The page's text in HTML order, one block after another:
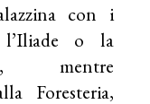
con i
o la
mentre
Foresteria,